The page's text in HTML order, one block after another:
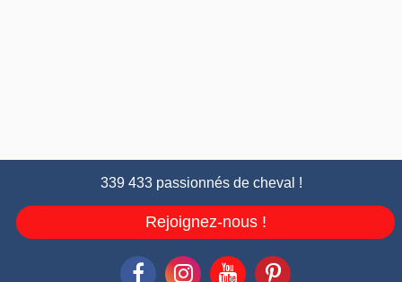
339 433 passionnés de cheval !
Rejoignez-nous !